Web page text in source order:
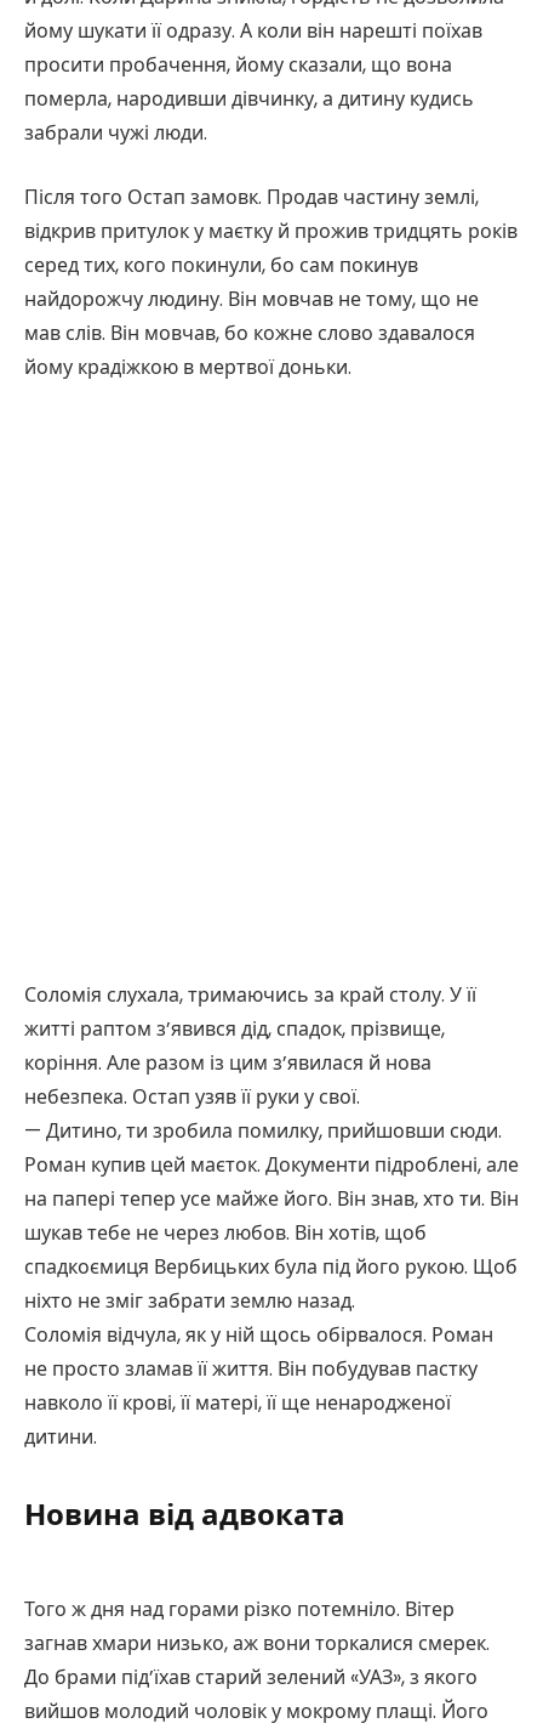
йому шукати її одразу. А коли він нарешті поїхав
просити пробачення, йому сказали, що вона
померла, народивши дівчинку, а дитину кудись
забрали чужі люди.
Після того Остап замовк. Продав частину землі,
відкрив притулок у маєтку й прожив тридцять років
серед тих, кого покинули, бо сам покинув
найдорожчу людину. Він мовчав не тому, що не
мав слів. Він мовчав, бо кожне слово здавалося
йому крадіжкою в мертвої доньки.
Соломія слухала, тримаючись за край столу. У її
житті раптом з’явився дід, спадок, прізвище,
коріння. Але разом із цим з’явилася й нова
небезпека. Остап узяв її руки у свої.
— Дитино, ти зробила помилку, прийшовши сюди.
Роман купив цей маєток. Документи підроблені, але
на папері тепер усе майже його. Він знав, хто ти. Він
шукав тебе не через любов. Він хотів, щоб
спадкоємиця Вербицьких була під його рукою. Щоб
ніхто не зміг забрати землю назад.
Соломія відчула, як у ній щось обірвалося. Роман
не просто зламав її життя. Він побудував пастку
навколо її крові, її матері, її ще ненародженої
дитини.
Новина від адвоката
Того ж дня над горами різко потемніло. Вітер
загнав хмари низько, аж вони торкалися смерек.
До брами під’їхав старий зелений «УАЗ», з якого
вийшов молодий чоловік у мокрому плащі. Його